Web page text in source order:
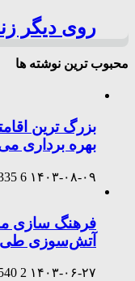
روی دیگر
محبوب ترین نوشته ها
بزرگ ترین
بهره برداری
۱۴۰۳-۰۸-۰۹ 6
آتش‌سوزی طی
۱۴۰۳-۰۶-۲۷ 2